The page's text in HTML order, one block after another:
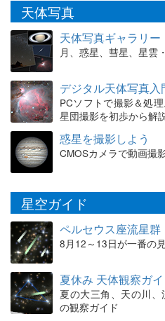
天体写真
天体写真ギャラリー
月、惑星、彗星、星雲
デジタル天体写真入
PCソフトで撮影＆処
星団撮影を初歩から解
惑星を撮影しよう
CMOSカメラで動画撮
星空ガイド
ペルセウス座流星群
8月12～13日が一番の
夏休み 天体観察ガ
夏の大三角、天の川
の観察ガイド